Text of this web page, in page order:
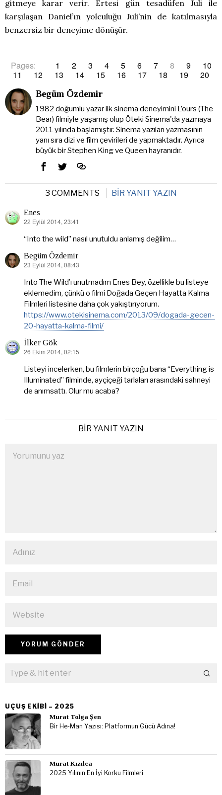
gitmeye karar verir. Ertesi gün tesadüfen Juli ile
karşılaşan Daniel’ın yolculuğu Juli’nin de katılmasıyla
benzersiz bir deneyime dönüşür.
Pages: 1 2 3 4 5 6 7 8 9
10
11
12 13 14 15 16 17 18 19 20
Begüm Özdemir
1982 doğumlu yazar ilk sinema deneyimini L’ours (The
Bear) filmiyle yaşamış olup Öteki Sinema'da yazmaya
2011 yılında başlamıştır. Sinema yazıları yazmasının
yanı sıra dizi ve film çevirileri de yapmaktadır. Ayrıca
büyük bir Stephen King ve Queen hayranıdır.
3 COMMENTS BIR YANIT YAZIN
Enes
dedi
22 Eylül 2014, 23:41
“Into the wild” nasıl unutuldu anlamış değilim…
Begüm Özdemir
dedi
23 Eylül 2014, 08:43
Into The Wild’ı unutmadım Enes Bey, özellikle bu listeye
eklemedim, çünkü o filmi Doğada Geçen Hayatta Kalma
Filmleri listesine daha çok yakıştırıyorum.
https://www.otekisinema.com/2013/09/dogada-gecen-
20-hayatta-kalma-filmi/
İlker Gök
dedi
26 Ekim 2014, 02:15
Listeyi incelerken, bu filmlerin birçoğu bana “Everything is
Illuminated” filminde, ayçiçeği tarlaları arasındaki sahneyi
de anımsattı. Olur mu acaba?
BIR YANIT YAZIN
UÇUŞ EKIBI – 2025
Murat Tolga Şen
Bir He-Man Yazısı: Platformun Gücü Adına!
Murat Kızılca
2025 Yılının En İyi Korku Filmleri